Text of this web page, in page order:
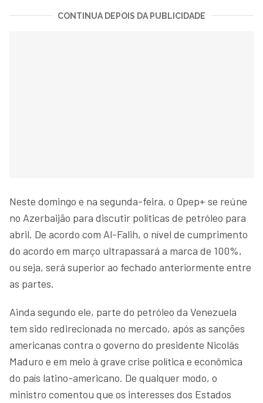
CONTINUA DEPOIS DA PUBLICIDADE
Neste domingo e na segunda-feira, o Opep+ se reúne
no Azerbaijão para discutir políticas de petróleo para
abril. De acordo com Al-Falih, o nível de cumprimento
do acordo em março ultrapassará a marca de 100%,
ou seja, será superior ao fechado anteriormente entre
as partes.
Ainda segundo ele, parte do petróleo da Venezuela
tem sido redirecionada no mercado, após as sanções
americanas contra o governo do presidente Nicolás
Maduro e em meio à grave crise política e econômica
do país latino-americano. De qualquer modo, o
ministro comentou que os interesses dos Estados